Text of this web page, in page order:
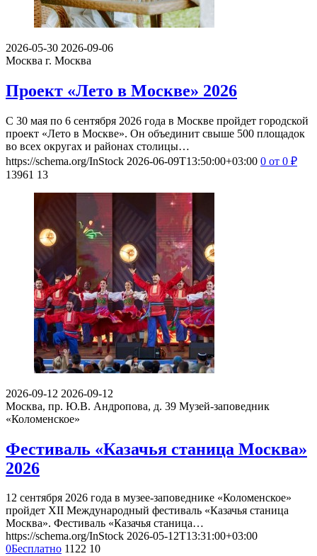
2026-05-30 2026-09-06
Москва г. Москва
Проект «Лето в Москве» 2026
С 30 мая по 6 сентября 2026 года в Москве пройдет городской
проект «Лето в Москве». Он объединит свыше 500 площадок
во всех округах и районах столицы…
https://schema.org/InStock 2026-06-09T13:50:00+03:00 0 от 0 ₽
13961 13
2026-09-12 2026-09-12
Москва, пр. Ю.В. Андропова, д. 39 Музей-заповедник
«Коломенское»
Фестиваль «Казачья станица Москва»
2026
12 сентября 2026 года в музее-заповеднике «Коломенское»
пройдет XII Международный фестиваль «Казачья станица
Москва». Фестиваль «Казачья станица…
https://schema.org/InStock 2026-05-12T13:31:00+03:00
0Бесплатно 1122 10